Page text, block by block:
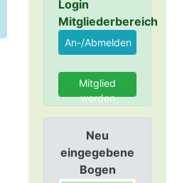
Login
Mitgliederbereich
Mitglied
werden
Neu
eingegebene
Bogen